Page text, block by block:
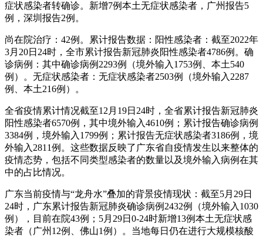
症状感染者转确诊。新增7例本土无症状感染者，广州报告5
例，深圳报告2例。
尚在院治疗：42例。累计报告数据：阳性感染者：截至2022年
3月20日24时，全市累计报告新冠肺炎阳性感染者4786例。确
诊病例：其中确诊病例2293例（境外输入1753例、本土540
例）。无症状感染者：无症状感染者2503例（境外输入2287
例、本土216例）。
全省疫情累计情况截至12月19日24时，全省累计报告新冠肺炎
阳性感染者6570例，其中境外输入4610例；累计报告确诊病例
3384例，境外输入1799例；累计报告无症状感染者3186例，境
外输入2811例。这些数据反映了广东省自疫情发生以来整体的
疫情态势，包括不同类型感染者的数量以及境外输入病例在其
中的占比情况。
广东当前疫情与“龙舟水”叠加的背景疫情现状：截至5月29日
24时，广东累计报告新冠肺炎确诊病例2432例（境外输入1030
例），目前在院43例；5月29日0-24时新增13例本土无症状感
染者（广州12例、佛山1例）。当地每日仍在进行大规模核酸